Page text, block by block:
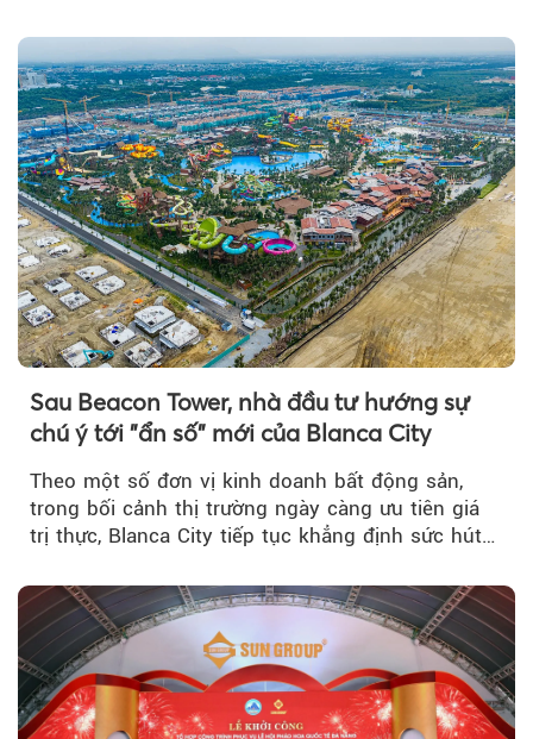
Sau Beacon Tower, nhà đầu tư hướng sự
chú ý tới "ẩn số" mới của Blanca City
Theo một số đơn vị kinh doanh bất động sản,
trong bối cảnh thị trường ngày càng ưu tiên giá
trị thực, Blanca City tiếp tục khẳng định sức hút